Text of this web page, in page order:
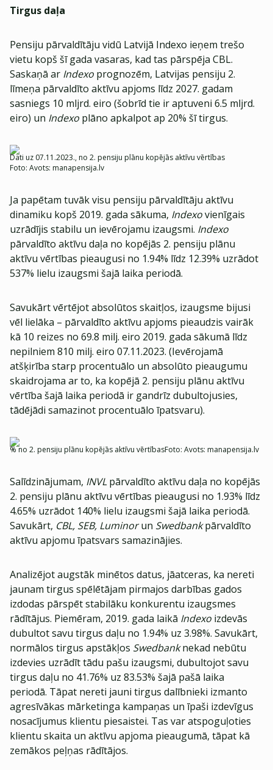
Tirgus daļa
Pensiju pārvaldītāju vidū Latvijā Indexo ieņem trešo
vietu kopš šī gada vasaras, kad tas pārspēja CBL.
Saskaņā ar Indexo prognozēm, Latvijas pensiju 2.
līmeņa pārvaldīto aktīvu apjoms līdz 2027. gadam
sasniegs 10 mljrd. eiro (šobrīd tie ir aptuveni 6.5 mljrd.
eiro) un Indexo plāno apkalpot ap 20% šī tirgus.
Dati uz 07.11.2023., no 2. pensiju plānu kopējās aktīvu vērtības
Foto: Avots: manapensija.lv
Ja papētam tuvāk visu pensiju pārvaldītāju aktīvu
dinamiku kopš 2019. gada sākuma, Indexovienīgais
uzrādījis stabilu un ievērojamu izaugsmi. Indexo
pārvaldīto aktīvu daļa no kopējās 2. pensiju plānu
aktīvu vērtības pieaugusi no 1.94% līdz 12.39% uzrādot
537% lielu izaugsmi šajā laika periodā.
Savukārt vērtējot absolūtos skaitļos, izaugsme bijusi
vēl lielāka – pārvaldīto aktīvu apjoms pieaudzis vairāk
kā 10 reizes no 69.8 milj. eiro 2019. gada sākumā līdz
nepilniem 810 milj. eiro 07.11.2023. (Ievērojamā
atšķirība starp procentuālo un absolūto pieaugumu
skaidrojama ar to, ka kopējā 2. pensiju plānu aktīvu
vērtība šajā laika periodā ir gandrīz dubultojusies,
tādējādi samazinot procentuālo īpatsvaru).
% no 2. pensiju plānu kopējās aktīvu vērtībasFoto: Avots: manapensija.lv
Salīdzinājumam, INVL pārvaldīto aktīvu daļa no kopējās
2. pensiju plānu aktīvu vērtības pieaugusi no 1.93% līdz
4.65% uzrādot 140% lielu izaugsmi šajā laika periodā.
Savukārt, CBL, SEB, Luminorun Swedbankpārvaldīto
aktīvu apjomu īpatsvars samazinājies.
Analizējot augstāk minētos datus, jāatceras, ka nereti
jaunam tirgus spēlētājam pirmajos darbības gados
izdodas pārspēt stabilāku konkurentu izaugsmes
rādītājus. Piemēram, 2019. gada laikā Indexo izdevās
dubultot savu tirgus daļu no 1.94% uz 3.98%. Savukārt,
normālos tirgus apstākļos Swedbanknekad nebūtu
izdevies uzrādīt tādu pašu izaugsmi, dubultojot savu
tirgus daļu no 41.76% uz 83.53% šajā pašā laika
periodā. Tāpat nereti jauni tirgus dalībnieki izmanto
agresīvākas mārketinga kampaņas un īpaši izdevīgus
nosacījumus klientu piesaistei. Tas var atspoguļoties
klientu skaita un aktīvu apjoma pieaugumā, tāpat kā
zemākos peļņas rādītājos.